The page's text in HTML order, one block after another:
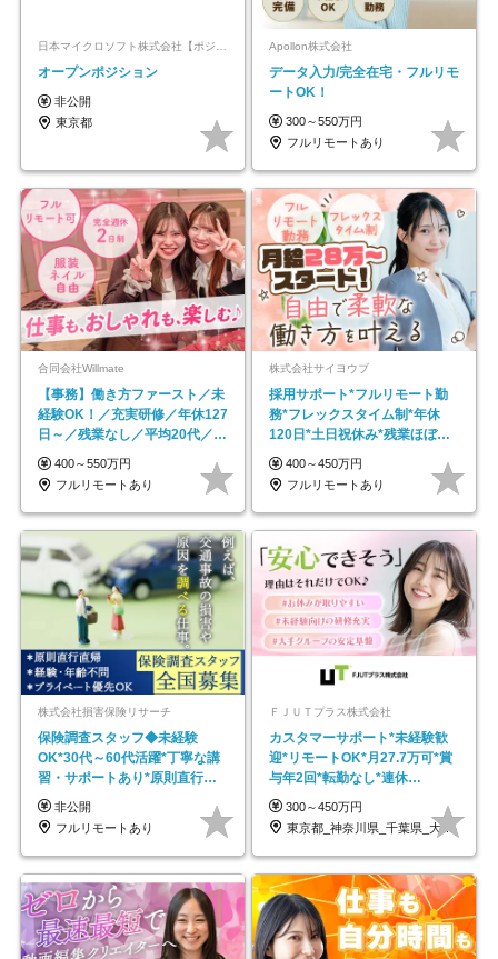
オープンポジション
非公開
東京都
Apollon株式会社
データ入力/完全在宅・フルリモ
ートOK！
300～550万円
フルリモートあり
合同会社Willmate
【事務】働き方ファースト／未
経験OK！／充実研修／年休127
日～／残業なし／平均20代／リ
モートOK
400～550万円
フルリモートあり
株式会社サイヨウブ
採用サポート*フルリモート勤
務*フレックスタイム制*年休
120日*土日祝休み*残業ほぼな
し*育児中社員8割以上
400～450万円
フルリモートあり
株式会社損害保険リサーチ
保険調査スタッフ◆未経験
OK*30代～60代活躍*丁寧な講
習・サポートあり*原則直行直
帰／全国募集・業務委託
非公開
フルリモートあり
ＦＪＵＴプラス株式会社
カスタマーサポート*未経験歓
迎*リモートOK*月27.7万可*賞
与年2回*転勤なし*連休
OK/ZE010232
300～450万円
東京都_神奈川県_千葉県_大阪府_愛知県…